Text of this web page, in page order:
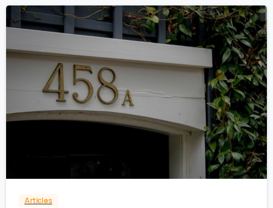
0
Articles